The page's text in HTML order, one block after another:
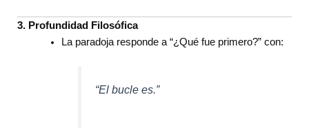
3. Profundidad Filosófica
La paradoja responde a “¿Qué fue primero?” con:
“El bucle es.”